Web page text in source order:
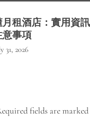
租酒店：實用資訊
事項
31, 2026
fields are marked